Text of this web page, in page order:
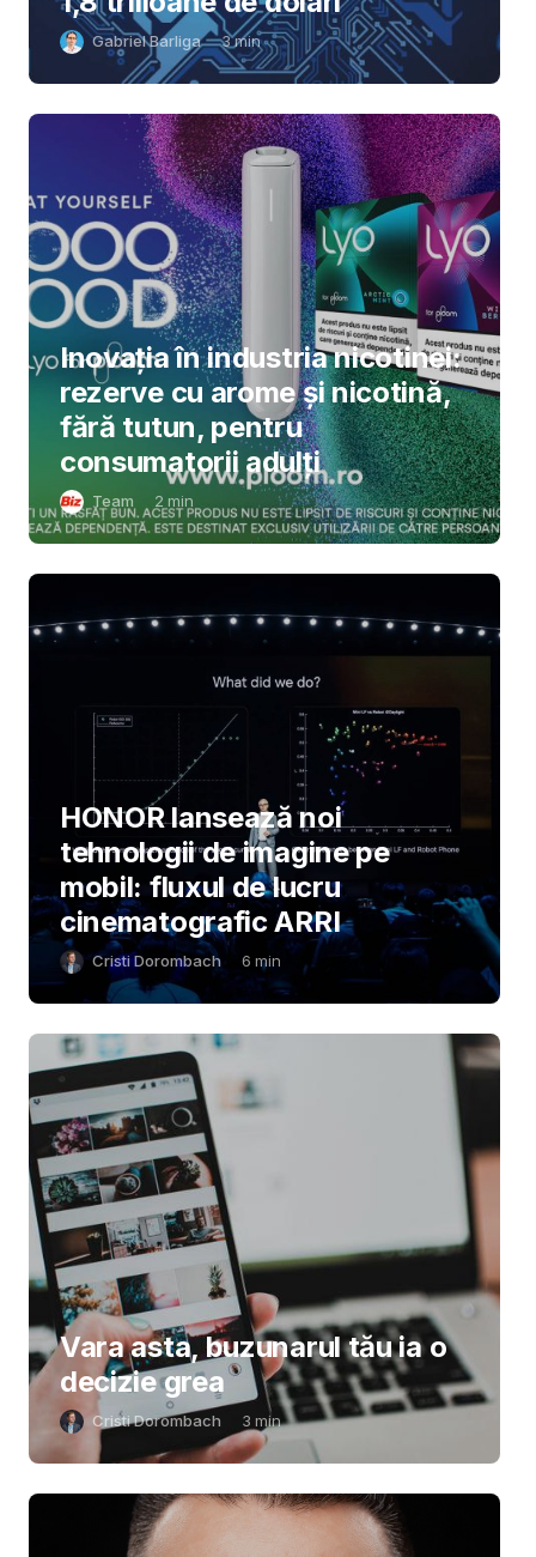
Gabriel Barliga 3min
Inovația în industria nicotinei:
rezerve cu arome și nicotină,
fără tutun, pentru
consumatorii adulți
Team 2 min
HONOR lansează noi
tehnologii de imagine pe
mobil: fluxul de lucru
cinematografic ARRI
Cristi Dorombach 6 min
Vara asta, buzunarul tău ia o
decizie grea
Cristi Dorombach 3 min